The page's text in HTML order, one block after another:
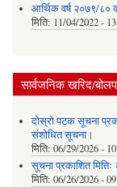
आर्थिक वर्ष २०७९/८०
मिति: 11/04/2022 -
सार्वजनिक खरिद/
दोस्रो पटक सूचना
संशोधित सूचना।
मिति: 06/29/2026 -
सूचना प्रकाशित
मिति: 06/26/2026 -